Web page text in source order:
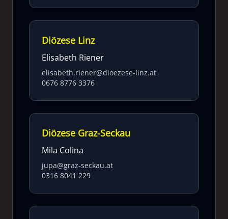
Diözese Linz
Elisabeth Riener
elisabeth.riener@dioezese-linz.at
0676 8776 3376
Diözese Graz-Seckau
Mila Colina
jupa@graz-seckau.at
0316 8041 229